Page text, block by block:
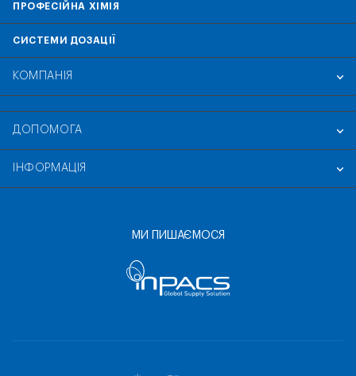
ПРОФЕСІЙНА ХІМІЯ
СИСТЕМИ ДОЗАЦІЇ
КОМПАНІЯ
ДОПОМОГА
ІНФОРМАЦІЯ
МИ ПИШАЄМОСЯ